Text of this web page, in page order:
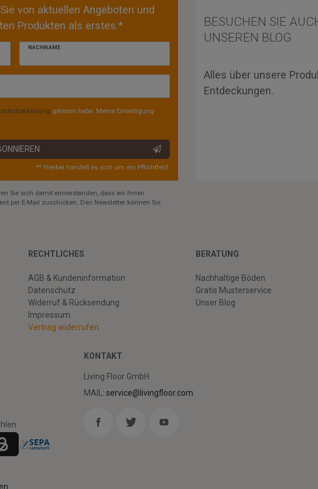
von aktuellen Angeboten und
Produkten als erstes.*
NACHNAME
gelesen habe. Meine Einwilligung
** Hierbei handelt es sich um ein Pflichtfeld.
BESUCHEN SIE
UNSEREN BLOG
Alles über unsere
Entdeckungen.
Sie sich damit einverstanden, dass wir Ihnen
per E-Mail zuschicken. Den Newsletter können Sie
RECHTLICHES
AGB & Kundeninformation
Datenschutz
Widerruf & Rücksendung
Impressum
Vertrag widerrufen
BERATUNG
Nachhaltige Böden
Gratis Musterservice
Unser Blog
KONTAKT
Living Floor GmbH
MAIL:service@livingfloor.com